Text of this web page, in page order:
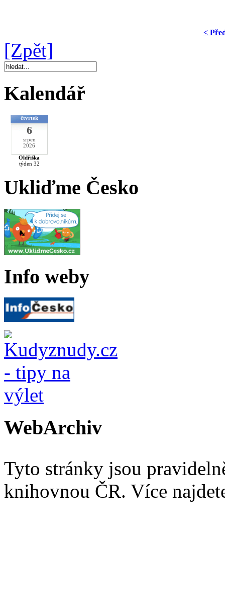
<
[Zpět]
Kalendář
čtvrtek
6
srpen
2026
Oldřiška
týden 32
Ukliďme Česko
Info weby
WebArchiv
Tyto stránky jsou
knihovnou ČR. Více